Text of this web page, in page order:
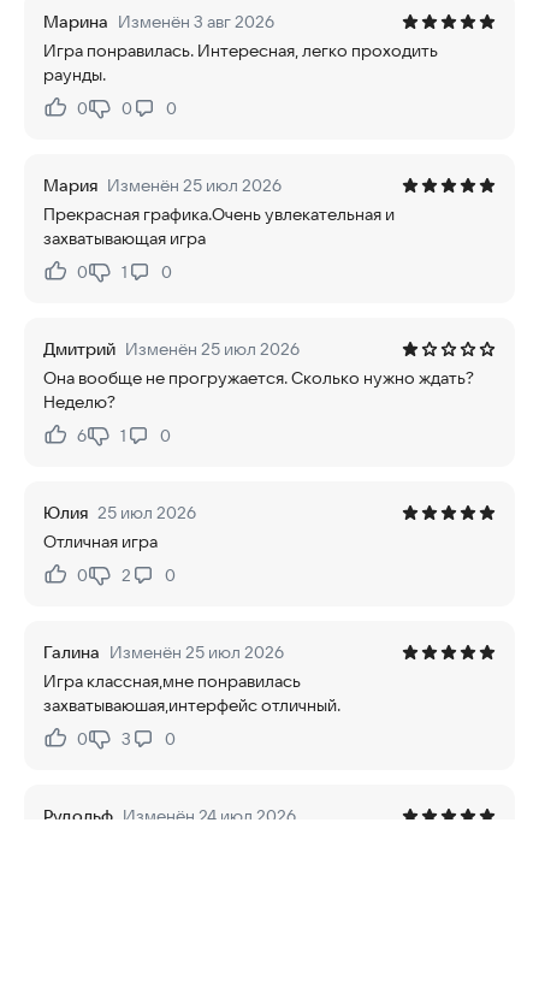
Марина Изменён 3 авг 2026
Игра понравилась. Интересная, легко проходить
раунды.
Нравится:
0Не нравится:
0 0
Мария Изменён 25 июл 2026
Прекрасная графика.Очень увлекательная и
захватывающая игра
Нравится:
0Не нравится:
1 0
Дмитрий Изменён 25 июл 2026
Она вообще не прогружается. Сколько нужно ждать?
Неделю?
Нравится:
6Не нравится:
1 0
Юлия 25 июл 2026
Отличная игра
Нравится:
0Не нравится:
2 0
Галина Изменён 25 июл 2026
Игра классная,мне понравилась
захватываюшая,интерфейс отличный.
Нравится:
0Не нравится:
3 0
Рудольф Изменён 24 июл 2026